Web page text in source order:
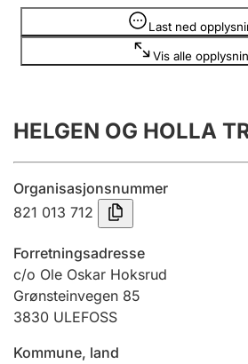
Registrere, endre, slette
Årsrekneskap
Innsending og forseinkingsgebyr
Tinglysing
Jeger
Betaling og jegeravgiftskort
Last ned
Vis alle
Opplysninger er skjult
HELGEN OG HOLLA
Organisasjonsnummer
821 013 712
Forretningsadresse
c/o Ole Oskar Hoksrud
Grønsteinvegen 85
3830 ULEFOSS
Kommune, land